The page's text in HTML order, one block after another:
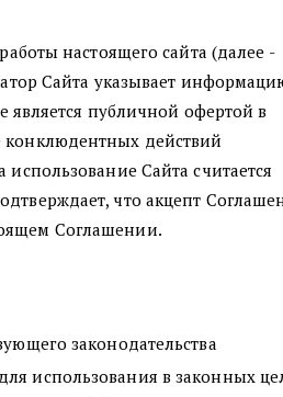
настоящего сайта (далее -
Сайта указывает
является публичной офертой в
конклюдентных действий
Сайта считается
что акцепт
Соглашении.
законодательства
использования в законных